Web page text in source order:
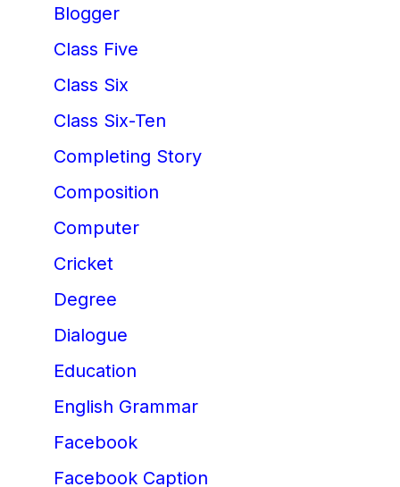
Blogger
Class Five
Class Six
Class Six-Ten
Completing Story
Composition
Computer
Cricket
Degree
Dialogue
Education
English Grammar
Facebook
Facebook Caption